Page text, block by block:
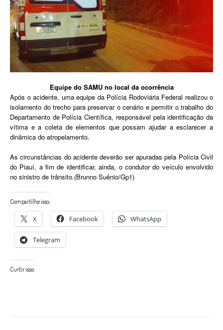
Equipe do SAMU no local da ocorrência
Após o acidente, uma equipe da Polícia Rodoviária Federal realizou o
isolamento do trecho para preservar o cenário e permitir o trabalho do
Departamento de Polícia Científica, responsável pela identificação da
vítima e a coleta de elementos que possam ajudar a esclarecer a
dinâmica do atropelamento.
As circunstâncias do acidente deverão ser apuradas pela Polícia Civil
do Piauí, a fim de identificar, ainda, o condutor do veículo envolvido
no sinistro de trânsito.(Brunno Suênio/Gp1)
Compartilhe isso:
X Facebook WhatsApp
Telegram
Curtir isso: